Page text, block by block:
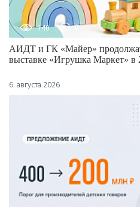
140 0
АИДТ и ГК «Майер» продолжат
выставке «Игрушка Маркет» в
6 августа 2026